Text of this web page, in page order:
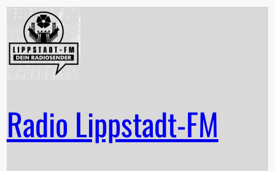
Zum
springen
Radio Lippstadt-FM